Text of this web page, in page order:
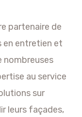
partenaire de
en entretien et
nombreuses
au service
sur
leurs façades,